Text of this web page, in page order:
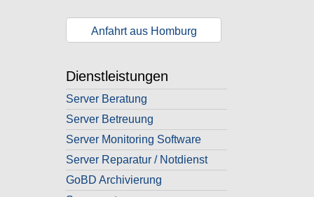
Anfahrt aus Homburg
Dienstleistungen
Server Beratung
Server Betreuung
Server Monitoring Software
Server Reparatur / Notdienst
GoBD Archivierung